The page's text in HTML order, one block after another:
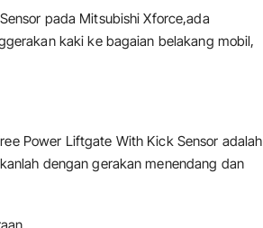
pada Mitsubishi Xforce,ada
kaki ke bagaian belakang mobil,
Power Liftgate With Kick Sensor adalah
dengan gerakan menendang dan